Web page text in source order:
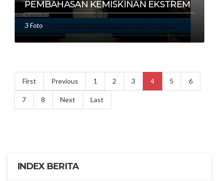
PEMBAHASAN KEMISKINAN EKSTREM
3 Foto
First Previous 1 2 3 4 5 6
7 8 Next Last
INDEX BERITA